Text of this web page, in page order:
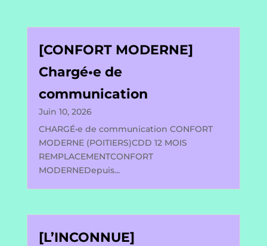
[CONFORT MODERNE]
Chargé•e de
communication
Juin 10, 2026
CHARGÉ•e de communication CONFORT
MODERNE (POITIERS)CDD 12 MOIS
REMPLACEMENTCONFORT
MODERNEDepuis...
[L’INCONNUE]